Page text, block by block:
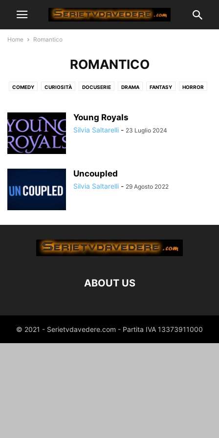
Home Romantico
ROMANTICO
COMEDY CURIOSITÀ DOCUSERIE DRAMA FANTASY HORROR
ROMANTICO SERVIZI STREAMING
Young Royals
Silvia Saltarelli - 23 Luglio 2024
Uncoupled
Silvia Saltarelli - 29 Agosto 2022
ABOUT US
© 2021 - Serietvdavedere.com - Partita IVA 13373911000